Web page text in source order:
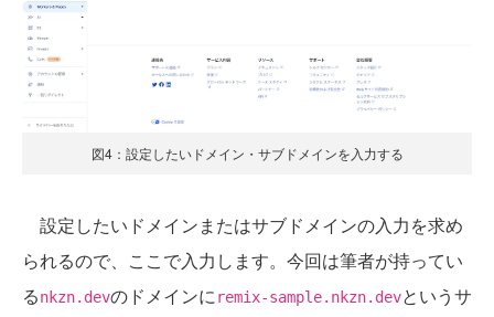
図4：設定したいドメイン・サブドメインを入力する
設定したいドメインまたはサブドメインの入力を求め
られるので、ここで入力します。今回は筆者が持ってい
るnkzn.devのドメインにremix-sample.nkzn.devというサ